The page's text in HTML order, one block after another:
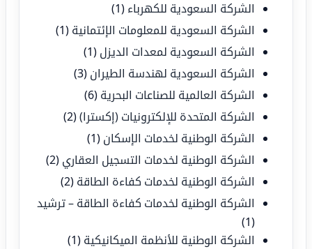
الشركة السعودية للكهرباء (1)
الشركة السعودية للمعلومات الإئتمانية (1)
الشركة السعودية لمعدات الديزل (1)
الشركة السعودية لهندسة الطيران (3)
الشركة العالمية للصناعات البحرية (6)
الشركة المتحدة للإلكترونيات (إكسترا)(2)
الشركة الوطنية لخدمات الإسكان (1)
الشركة الوطنية لخدمات التسجيل العقاري (2)
الشركة الوطنية لخدمات كفاءة الطاقة (2)
الشركة الوطنية لخدمات كفاءة الطاقة – ترشيد
(1)
الشركة الوطنية للأنظمة الميكانيكية (1)